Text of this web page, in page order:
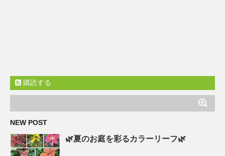
購読する
NEW POST
🌿夏のお庭を彩るカラーリーフ🌿